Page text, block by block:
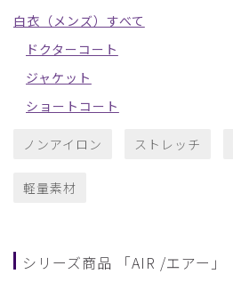
白衣（メンズ）すべて
ドクターコート
ジャケット
ショートコート
ノンアイロン ストレッチ
軽量素材
シリーズ商品 「AIR /エアー」